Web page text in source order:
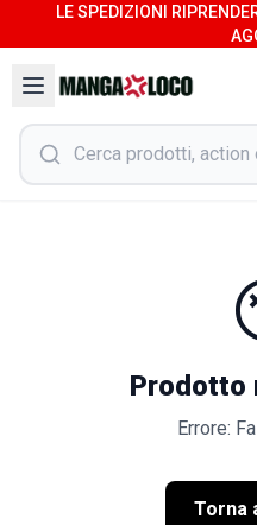
LE SPEDIZIONI
Prodotto
Errore:
Torna